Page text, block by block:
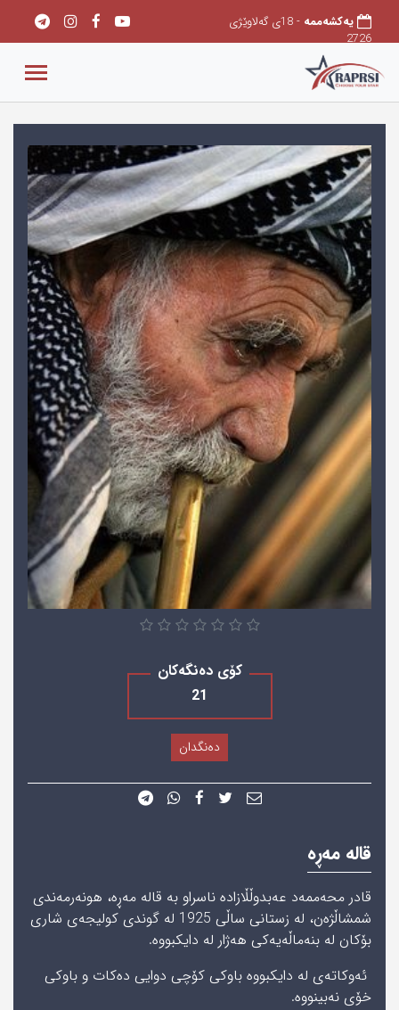
یەکشەممە
- 18ی گەلاوێژی
2726
کۆی دەنگەکان
21
دەنگدان
قالە مەڕە
قادر محەممەد عەبدوڵڵازادە ناسراو به قالە مەڕە، ھونەرمەندی
شمشاڵژەن، له‌ زستانى ساڵى 1925 لە گوندی کولیجەى شارى
بۆکان لە بنەماڵەیەكی هەژار له‌ دایكبووه‌.
ئه‌وكاته‌ى له‌ دایكبووه‌ باوكى كۆچى دوایى ده‌كات و باوكى
خۆى نه‌بینووه‌.